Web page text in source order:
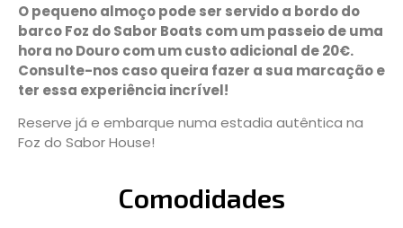
O pequeno almoço pode ser servido a bordo do
barco Foz do Sabor Boats com um passeio de uma
hora no Douro com um custo adicional de 20€.
Consulte-nos caso queira fazer a sua marcação e
ter essa experiência incrível!
Reserve já e embarque numa estadia autêntica na
Foz do Sabor House!
Comodidades